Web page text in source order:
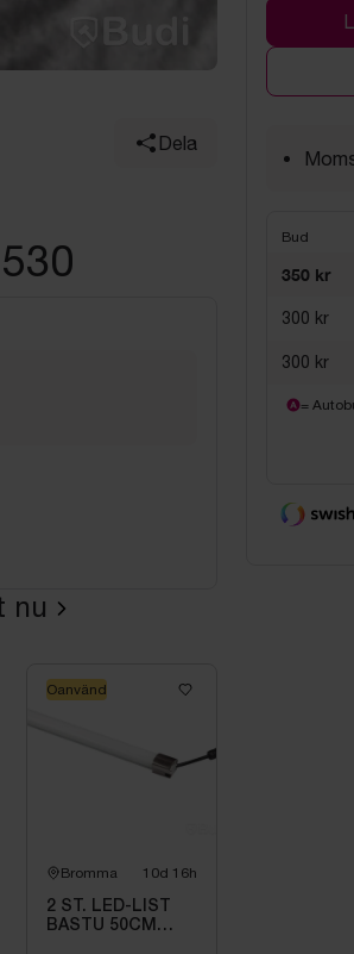
Dela
nu
Bromma 10d 16h
2 ST. LED-LIST
BASTU 50CM
Oanvänd
Bud
350 kr
300 kr
300 kr
=